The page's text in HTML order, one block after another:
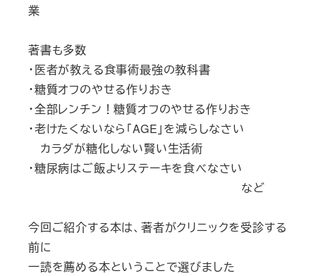
業
著書も多数
・医者が教える食事術最強の教科書
・糖質オフのやせる作りおき
・全部レンチン！糖質オフのやせる作りおき
・老けたくないなら「AGE」を減らしなさい
カラダが糖化しない賢い生活術
・糖尿病はご飯よりステーキを食べなさい
など
今回ご紹介する本は、著者がクリニックを受診する
前に
一読を薦める本ということで選びました